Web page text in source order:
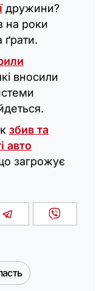
дружини?
на роки
ґрати.
вносили
збив та
авто
загрожує